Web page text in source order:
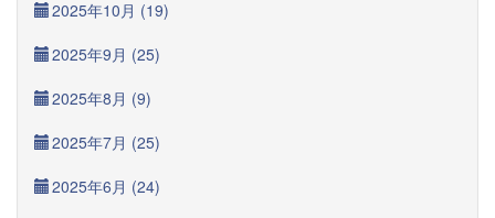
2025年10月 (19)
2025年9月 (25)
2025年8月 (9)
2025年7月 (25)
2025年6月 (24)